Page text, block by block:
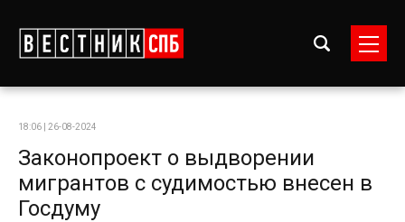
18:06 | 26-08-2024
Законопроект о выдворении
мигрантов с судимостью внесен в
Госдуму